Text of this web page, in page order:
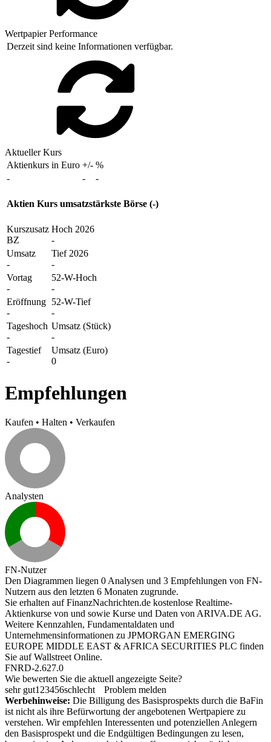
Wertpapier Performance
Derzeit sind keine Informationen verfügbar.
Aktueller Kurs
Aktienkurs in Euro +/- %
-
- -
Aktien Kurs umsatzstärkste Börse (-)
Kurszusatz
BZ
Hoch 2026
-
Umsatz
-
Tief 2026
-
Vortag
-
52-W-Hoch
-
Eröffnung
-
52-W-Tief
-
Tageshoch
-
Umsatz (Stück)
-
Tagestief
-
Umsatz (Euro)
0
Empfehlungen
Kaufen • Halten • Verkaufen
Analysten
FN-Nutzer
Den Diagrammen liegen 0 Analysen und 3 Empfehlungen von FN-
Nutzern aus den letzten 6 Monaten zugrunde.
Sie erhalten auf FinanzNachrichten.de kostenlose Realtime-
Aktienkurse von und sowie Kurse und Daten von ARIVA.DE AG.
Weitere Kennzahlen, Fundamentaldaten und
Unternehmensinformationen zu JPMORGAN EMERGING
EUROPE MIDDLE EAST & AFRICA SECURITIES PLC finden
Sie aufWallstreet Online.
FNRD-2.627.0
Wie bewerten Sie die aktuell angezeigte Seite?
sehr gut1 23456schlecht
Problem melden
Werbehinweise: Die Billigung des Basisprospekts durch die BaFin
ist nicht als ihre Befürwortung der angebotenen Wertpapiere zu
verstehen. Wir empfehlen Interessenten und potenziellen Anlegern
den Basisprospekt und die Endgültigen Bedingungen zu lesen,